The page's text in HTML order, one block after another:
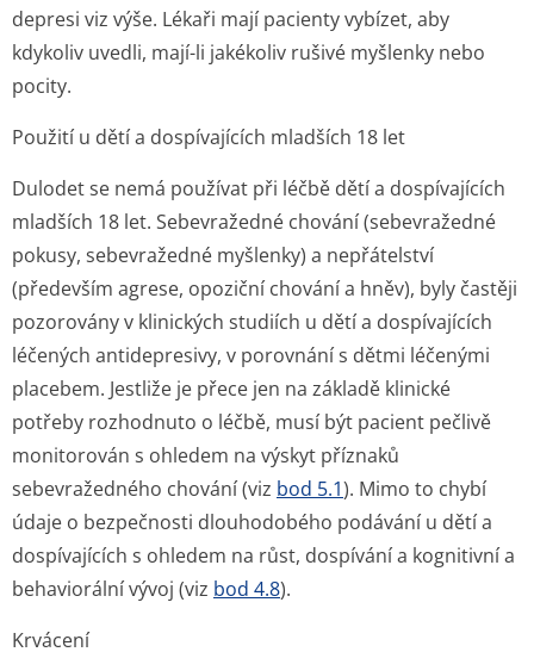
depresi viz výše. Lékaři mají pacienty vybízet, aby
kdykoliv uvedli, mají-li jakékoliv rušivé myšlenky nebo
pocity.
Použití u dětí a dospívajících mladších 18 let
Dulodet se nemá používat při léčbě dětí a dospívajících
mladších 18 let. Sebevražedné chování (sebevražedné
pokusy, sebevražedné myšlenky) a nepřátelství
(především agrese, opoziční chování a hněv), byly častěji
pozorovány v klinických studiích u dětí a dospívajících
léčených antidepresivy, v porovnání s dětmi léčenými
placebem. Jestliže je přece jen na základě klinické
potřeby rozhodnuto o léčbě, musí být pacient pečlivě
monitorován s ohledem na výskyt příznaků
sebevražedného chování (viz bod 5.1). Mimo to chybí
údaje o bezpečnosti dlouhodobého podávání u dětí a
dospívajících s ohledem na růst, dospívání a kognitivní a
behaviorální vývoj (viz bod 4.8).
Krvácení